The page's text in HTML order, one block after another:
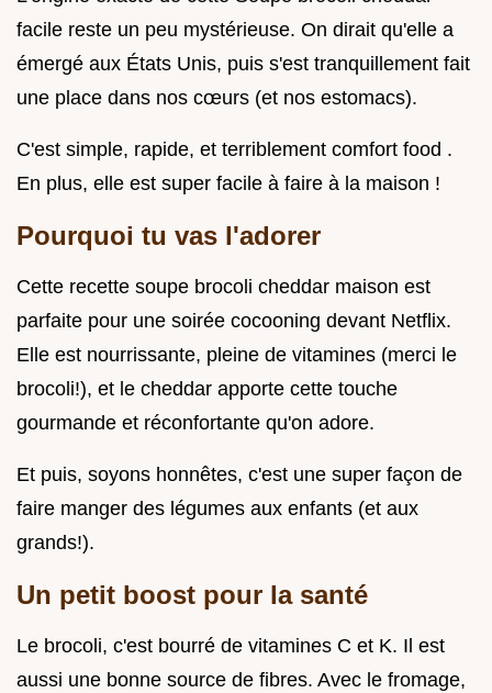
facile reste un peu mystérieuse. On dirait qu'elle a
émergé aux États Unis, puis s'est tranquillement fait
une place dans nos cœurs (et nos estomacs).
C'est simple, rapide, et terriblement comfort food .
En plus, elle est super facile à faire à la maison !
Pourquoi tu vas l'adorer
Cette recette soupe brocoli cheddar maison est
parfaite pour une soirée cocooning devant Netflix.
Elle est nourrissante, pleine de vitamines (merci le
brocoli!), et le cheddar apporte cette touche
gourmande et réconfortante qu'on adore.
Et puis, soyons honnêtes, c'est une super façon de
faire manger des légumes aux enfants (et aux
grands!).
Un petit boost pour la santé
Le brocoli, c'est bourré de vitamines C et K. Il est
aussi une bonne source de fibres. Avec le fromage,